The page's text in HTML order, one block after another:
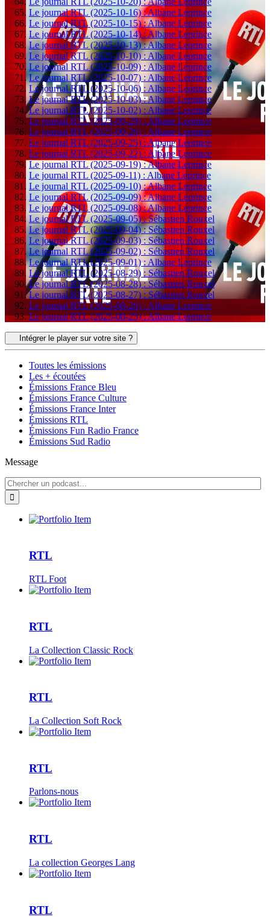
Le journal RTL (2025-10-16) : Albane Leprince
Le journal RTL (2025-10-15) : Albane Leprince
Le journal RTL (2025-10-14) : Albane Leprince
Le journal RTL (2025-10-13) : Albane Leprince
Le journal RTL (2025-10-10) : Albane Leprince
Le journal RTL (2025-10-09) : Albane Leprince
Le journal RTL (2025-10-07) : Albane Leprince
Le journal RTL (2025-10-06) : Albane Leprince
Le journal RTL (2025-10-03) : Albane Leprince
Le journal RTL (2025-10-02) : Albane Leprince
Le journal RTL (2025-09-29) : Albane Leprince
Le journal RTL (2025-09-26) : Albane Leprince
Le journal RTL (2025-09-25) : Albane Leprince
Le journal RTL (2025-09-22) : Albane Leprince
Le journal RTL (2025-09-19) : Albane Leprince
Le journal RTL (2025-09-11) : Albane Leprince
Le journal RTL (2025-09-10) : Albane Leprince
Le journal RTL (2025-09-09) : Albane Leprince
Le journal RTL (2025-09-08) : Albane Leprince
Le journal RTL (2025-09-05) : Sébastien Rouxel
Le journal RTL (2025-09-04) : Sébastien Rouxel
Le journal RTL (2025-09-03) : Sébastien Rouxel
Le journal RTL (2025-09-02) : Sébastien Rouxel
Le journal RTL (2025-09-01) : Albane Leprince
Le journal RTL (2025-08-29) : Sébastien Rouxel
Le journal RTL (2025-08-28) : Sébastien Rouxel
Le journal RTL (2025-08-27) : Sébastien Rouxel
Le journal RTL (2025-08-26) : Albane Leprince
Le journal RTL (2025-08-25) : Albane Leprince
Intégrer le player sur votre site ?
Toutes les émissions
Les + écoutées
Émissions France Bleu
Émissions France Culture
Émissions France Inter
Émissions RTL
Émissions Fun Radio France
Émissions Sud Radio
Message
RTL
RTL Foot
RTL
La Collection Classic Rock
RTL
La Collection Soft Rock
RTL
Parlons-nous
RTL
La collection Georges Lang
RTL